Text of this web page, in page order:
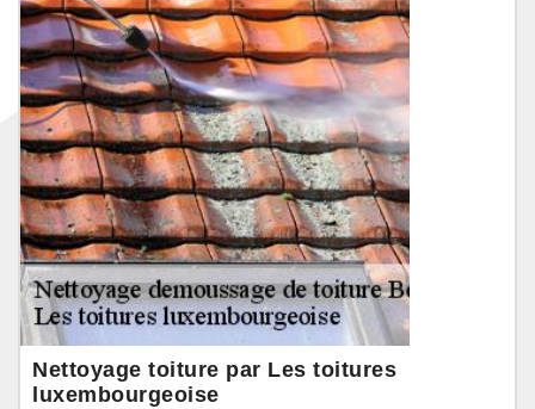
Nettoyage toiture par Les toitures
luxembourgeoise